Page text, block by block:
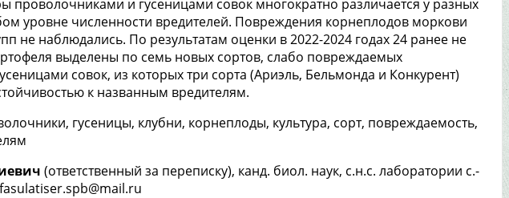
проволочниками и гусеницами совок многократно различается у разных
уровне численности вредителей. Повреждения корнеплодов моркови
не наблюдались. По результатам оценки в 2022-2024 годах 24 ранее не
выделены по семь новых сортов, слабо повреждаемых
совок, из которых три сорта (Ариэль, Бельмонда и Конкурент)
к названным вредителям.
гусеницы, клубни, корнеплоды, культура, сорт, повреждаемость,
(ответственный за переписку), канд. биол. наук, с.н.с. лаборатории с.-